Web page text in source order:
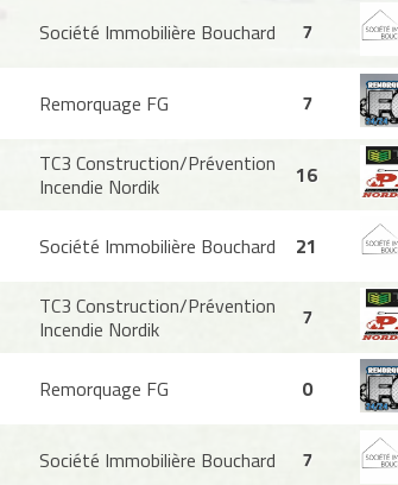
Société Immobilière Bouchard 7
Remorquage FG 7
TC3 Construction/Prévention
Incendie Nordik
16
Société Immobilière Bouchard 21
TC3 Construction/Prévention
Incendie Nordik
7
Remorquage FG 0
Société Immobilière Bouchard 7